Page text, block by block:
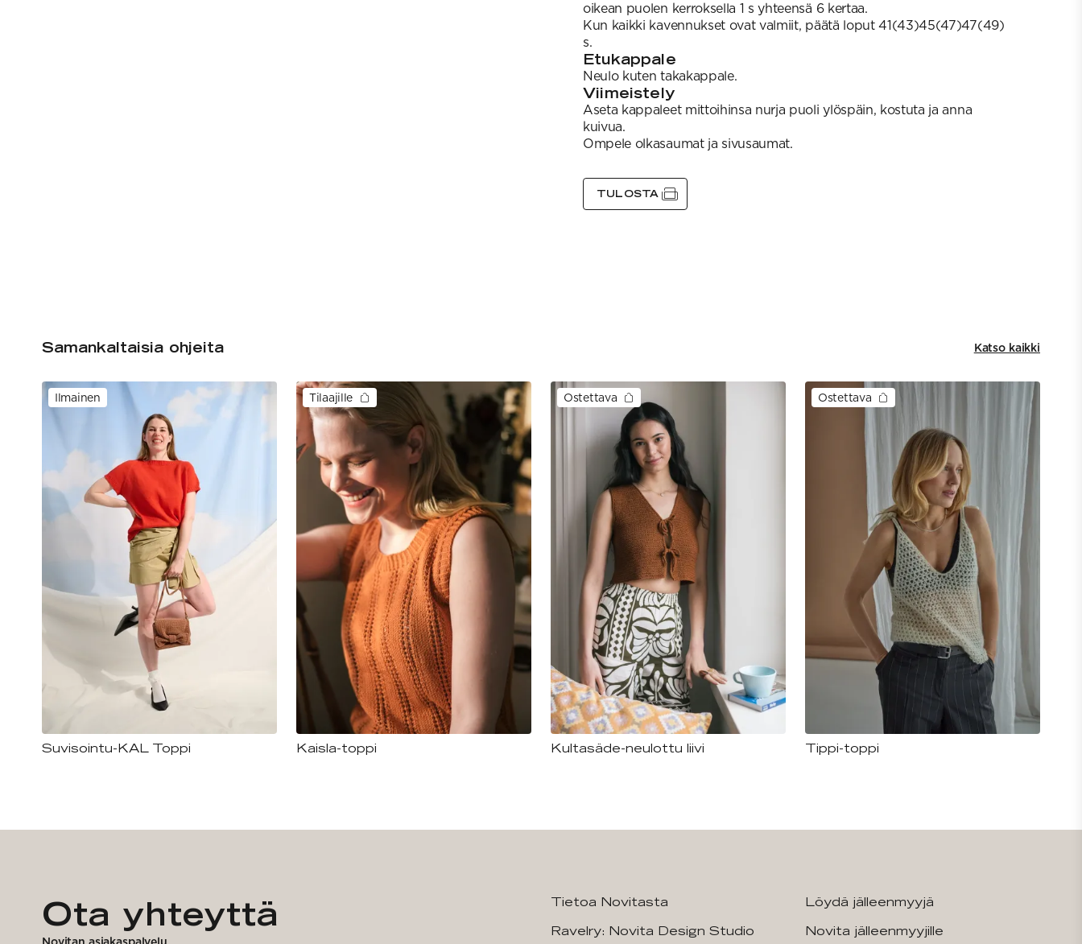
oikean puolen kerroksella 1 s yhteensä 6 kertaa.
Kun kaikki kavennukset ovat valmiit, päätä loput 41(43)45(47)47(49)
s.
Etukappale
Neulo kuten takakappale.
Viimeistely
Aseta kappaleet mittoihinsa nurja puoli ylöspäin, kostuta ja anna
kuivua.
Ompele olkasaumat ja sivusaumat.
TULOSTA
Samankaltaisia ohjeita Katso kaikki
Ilmainen
Suvisointu-KAL Toppi
Tilaajille
Kaisla-toppi
Ostettava
Kultasäde-neulottu liivi
Ostettava
Tippi-toppi
Ota yhteyttä
Tietoa Novitasta
Ravelry: Novita Design Studio
Löydä jälleenmyyjä
Novita jälleenmyyjille